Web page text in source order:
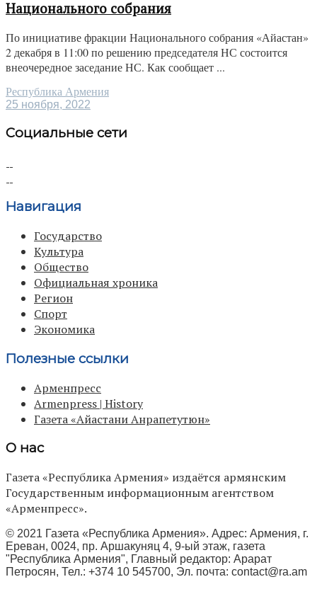
Национального собрания
По инициативе фракции Национального собрания «Айастан»
2 декабря в 11:00 по решению председателя НС состоится
внеочередное заседание НС. Как сообщает ...
Республика Армения
25 ноября, 2022
Социальные сети
Навигация
Государство
Культура
Общество
Официальная хроника
Регион
Спорт
Экономика
Полезные ссылки
Арменпресс
Armenpress | History
Газета «Айастани Анрапетутюн»
О нас
Газета «Республика Армения» издаётся армянским
Государственным информационным агентством
«Арменпресс».
© 2021 Газета «Республика Армения». Адрес: Армения, г.
Ереван, 0024, пр. Аршакуняц 4, 9-ый этаж, газета
"Республика Армения", Главный редактор: Арарат
Петросян, Тел.: +374 10 545700, Эл. почта: contact@ra.am